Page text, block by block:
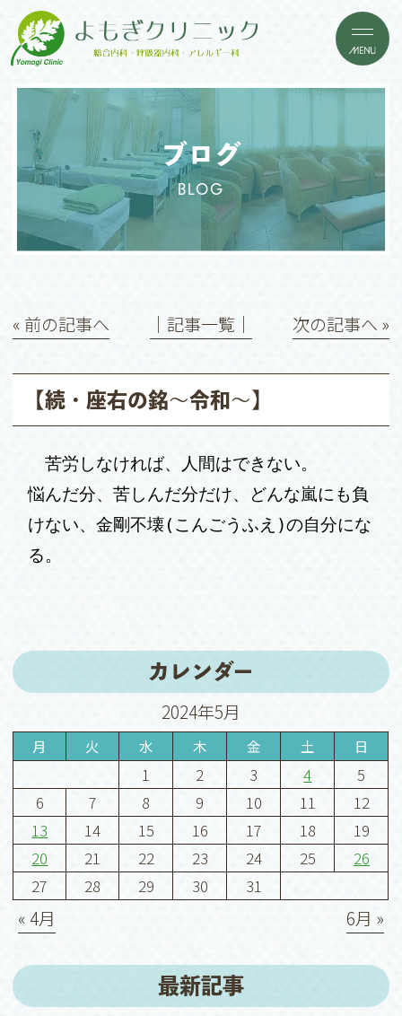
ブログ
BLOG
« 前の記事へ │記事一覧│ 次の記事へ »
【続・座右の銘〜令和〜】
苦労しなければ、人間はできない。
悩んだ分、苦しんだ分だけ、どんな嵐にも負
けない、金剛不壊( こんごうふえ )の自分にな
る。
カレンダー
2024年5月
月 火 水 木 金 土 日
1 2 3 4
5
6
7 8 9 10 11
12
13
14 15 16 17 18
19
20
21 22 23 24 25
26
27
28 29 30 31
« 4月 6月 »
最新記事